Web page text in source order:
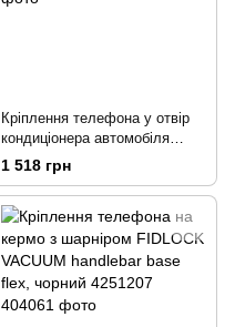
Кріплення телефона у отвір
кондиціонера автомобіля
FIDLOCK VACUUM car vent
base, чорний
1 518 грн